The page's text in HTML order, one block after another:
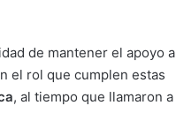
de mantener el apoyo a
el rol que cumplen estas
, al tiempo que llamaron a